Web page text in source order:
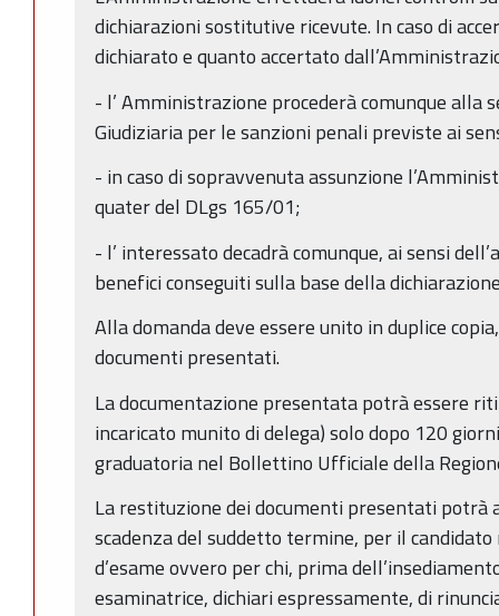
dichiarazioni sostitutive ricevute. In caso di
dichiarato e quanto accertato
- l’ Amministrazione procederà comunque alla
Giudiziaria per le sanzioni penali previste ai
- in caso di sopravvenuta assunzione
quater del DLgs 165/01;
- l’ interessato decadrà comunque, ai sensi
benefici conseguiti sulla base della
Alla domanda deve essere unito in duplice
documenti presentati.
La documentazione presentata potrà essere
incaricato munito di delega) solo dopo 120
graduatoria nel Bollettino Ufficiale della
La restituzione dei documenti presentati potrà
scadenza del suddetto termine, per il
d’esame ovvero per chi, prima
esaminatrice, dichiari espressamente, di